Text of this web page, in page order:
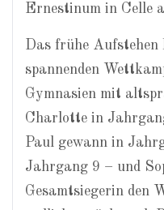
Ernestinum in Celle
Das frühe
spannenden
Gymnasien mit
Charlotte in
Paul gewann in
Jahrgang 9 – und
Gesamtsiegerin den